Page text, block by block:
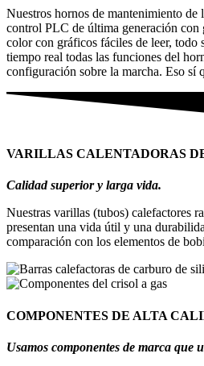
Nuestros hornos de mantenimiento de
control PLC de última generación con
color con gráficos fáciles de leer, todo
tiempo real todas las funciones del
configuración sobre la marcha. Eso sí
VARILLAS CALENTADORAS
Calidad superior y larga vida.
Nuestras varillas (tubos) calefactores
presentan una vida útil y una
comparación con los elementos de
COMPONENTES DE ALTA
Usamos componentes de marca que